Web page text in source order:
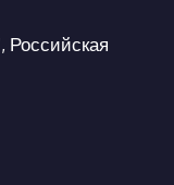
Российская